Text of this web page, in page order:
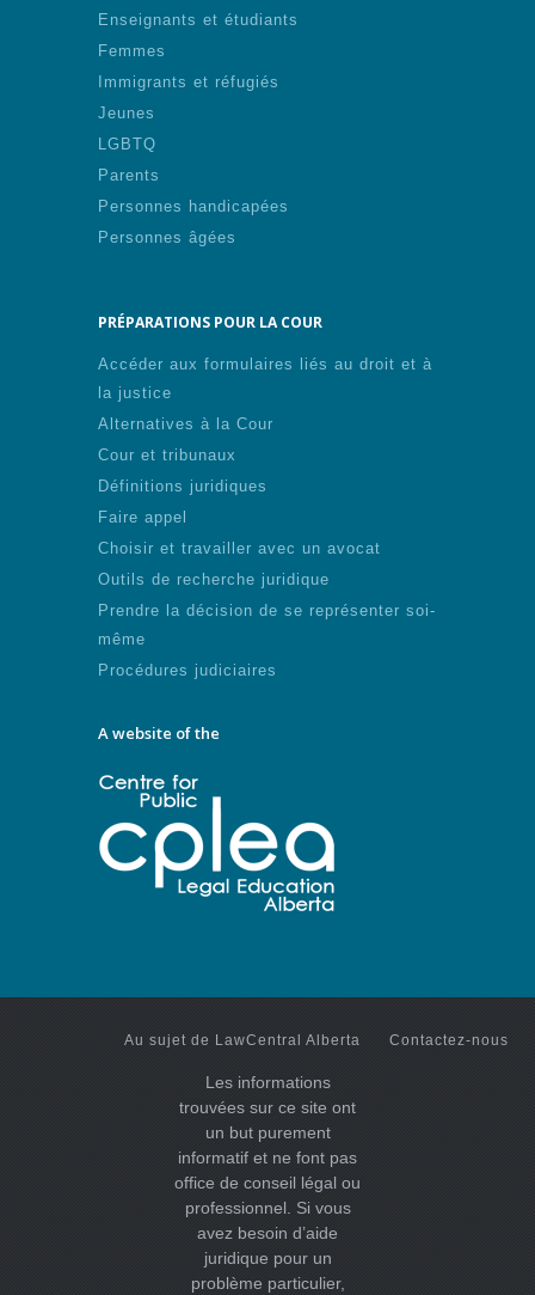
Enseignants et étudiants
Femmes
Immigrants et réfugiés
Jeunes
LGBTQ
Parents
Personnes handicapées
Personnes âgées
PRÉPARATIONS POUR LA COUR
Accéder aux formulaires liés au droit et à
la justice
Alternatives à la Cour
Cour et tribunaux
Définitions juridiques
Faire appel
Choisir et travailler avec un avocat
Outils de recherche juridique
Prendre la décision de se représenter soi-
même
Procédures judiciaires
A website of the
Au sujet de LawCentral Alberta Contactez-nous
Les informations
trouvées sur ce site ont
un but purement
informatif et ne font pas
office de conseil légal ou
professionnel. Si vous
avez besoin d’aide
juridique pour un
problème particulier,